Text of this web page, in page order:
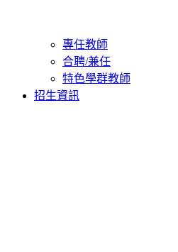
專任教師
合聘/兼任
特色學群教師
招生資訊